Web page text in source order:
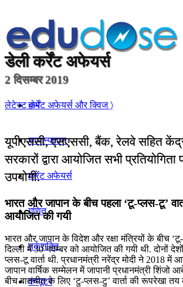
होम
सामान्यज्ञान
करेंट अफेयर्स
गणित
तर्कशक्ति
कंप्यूटर
डेली कर्रेंट अफेयर्स
2 दिसम्बर 2019
लेटेस्ट कर्रेंट अफेयर्स और क्विज 〉
यूपीएससी, एसएससी, बैंक, रेलवे सहित
सरकारों द्वारा आयोजित सभी प्रतियोगिता
उपयोगी.
भारत और जापान के बीच पहला ‘टू-प्‍लस-टू’
आयोजित की गयी
भारत और जापान के विदेश और रक्षा मंत्रियों के बीच ‘टू-
दिल्‍ली में 30 नवम्बर को आयोजित की गयी थी. दोनों
प्‍लस-टू वार्ता थी. प्रधानमंत्री नरेंद्र मोदी ने 2018 में
जापान वार्षिक सम्मेलन में जापानी प्रधानमंत्री शिंजो
बीच बातचीत के लिए ‘टु-प्लस-टु’ वार्ता की रूपरेखा तय